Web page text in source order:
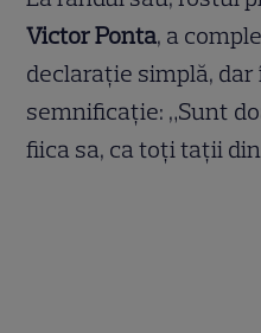
Victor Ponta, a
declarație simplă, dar
semnificație: „Sunt
fiica sa, ca toți tații